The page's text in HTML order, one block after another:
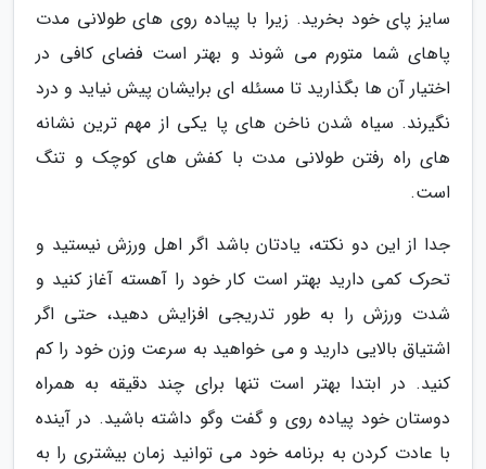
سایز پای خود بخرید. زیرا با پیاده روی های طولانی مدت
پاهای شما متورم می شوند و بهتر است فضای کافی در
اختیار آن ها بگذارید تا مسئله ای برایشان پیش نیاید و درد
نگیرند. سیاه شدن ناخن های پا یکی از مهم ترین نشانه
های راه رفتن طولانی مدت با کفش های کوچک و تنگ
است.
جدا از این دو نکته، یادتان باشد اگر اهل ورزش نیستید و
تحرک کمی دارید بهتر است کار خود را آهسته آغاز کنید و
شدت ورزش را به طور تدریجی افزایش دهید، حتی اگر
اشتیاق بالایی دارید و می خواهید به سرعت وزن خود را کم
کنید. در ابتدا بهتر است تنها برای چند دقیقه به همراه
دوستان خود پیاده روی و گفت وگو داشته باشید. در آینده
با عادت کردن به برنامه خود می توانید زمان بیشتری را به